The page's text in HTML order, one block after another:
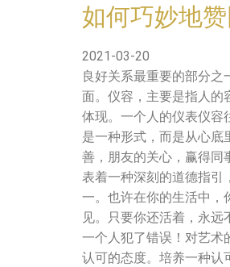
如何巧妙地
2021-03-20
良好关系最重要的部分之
面。仪容，主要是指人的
体现。一个人的仪表仪容
是一种形式，而是从心底
善，朋友的关心，赢得同
表着一种深刻的道德指引
一。也许在你的生活中，
见。只要你还活着，永
一个人犯了错误！对艺术
认可的态度。培养一种认